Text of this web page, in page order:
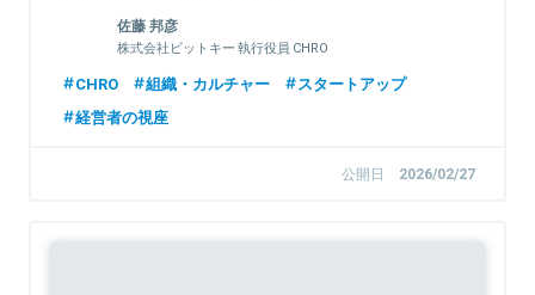
佐藤 邦彦
株式会社ビットキー 執行役員 CHRO
CHRO 組織・カルチャー
スタートアップ
経営者の視座
公開日 2026/02/27